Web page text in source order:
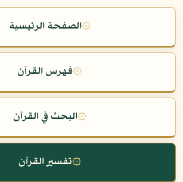
۞الصفحة الرئيسية
۞فهرس القرآن
۞البحث في القرآن
۞تفسير القرآن